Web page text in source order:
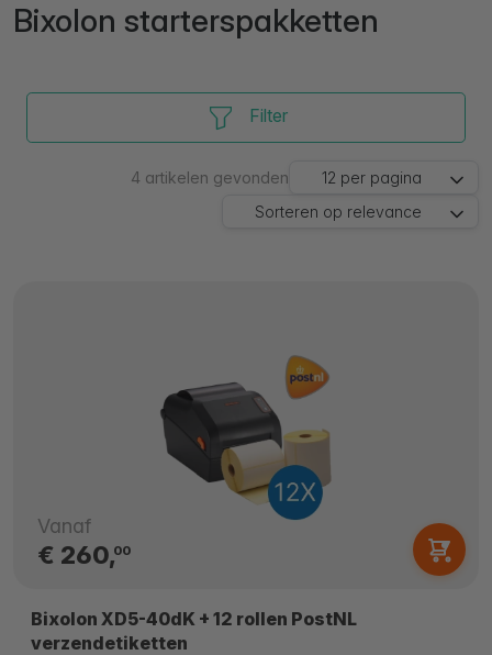
Bixolon starterspakketten
Filter
4 artikelen gevonden 12 per pagina
Sorteren op relevance
Vanaf
€ 260,00
Bixolon XD5-40dK + 12 rollen PostNL
verzendetiketten